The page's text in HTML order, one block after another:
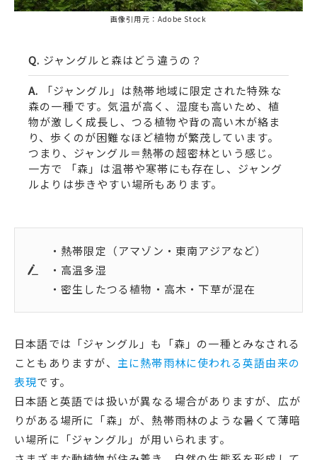
画像引用元：Adobe Stock
ジャングルと森はどう違うの？
「ジャングル」は熱帯地域に限定された特殊な
森の一種です。気温が高く、湿度も高いため、植
物が激しく成長し、つる植物や背の高い木が絡ま
り、歩くのが困難なほど植物が繁茂しています。
つまり、ジャングル＝熱帯の超密林という感じ。
一方で 「森」は温帯や寒帯にも存在し、ジャング
ルよりは歩きやすい場所もあります。
・熱帯限定（アマゾン・東南アジアなど）
・高温多湿
・密生したつる植物・高木・下草が混在
日本語では「ジャングル」も「森」の一種とみなされる
こともありますが、 主に熱帯雨林に使われる英語由来の
表現です。
日本語と英語では扱いが異なる場合がありますが、広が
りがある場所に「森」が、熱帯雨林のような暑くて薄暗
い場所に「ジャングル」が用いられます。